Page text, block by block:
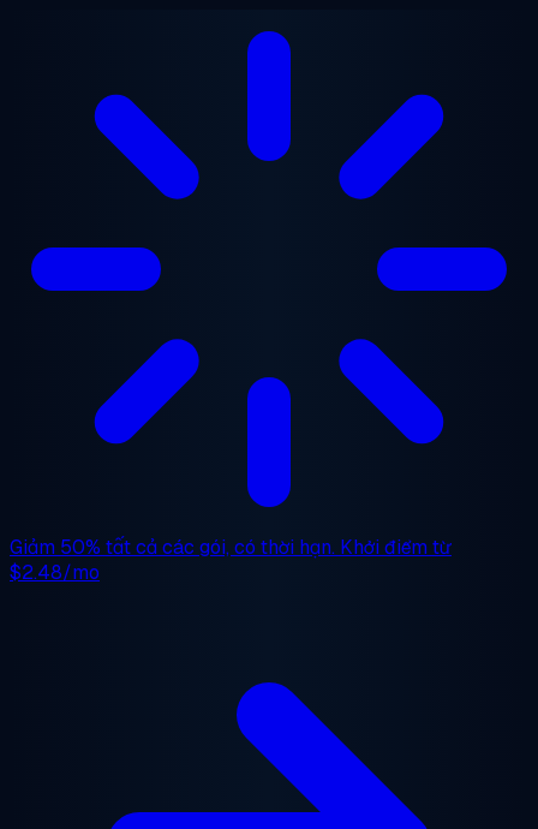
Giảm 50% tất cả các gói, có thời hạn. Khởi điểm từ
$2.48/mo